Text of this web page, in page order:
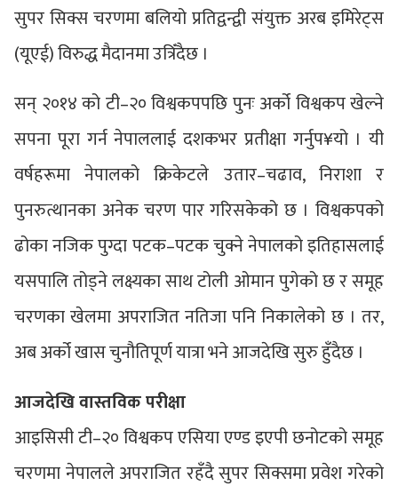
सुपर सिक्स चरणमा बलियो प्रतिद्वन्द्वी संयुक्त अरब इमिरेट्स
(यूएई) विरुद्ध मैदानमा उत्रिँदैछ ।
सन् २०१४ को टी–२० विश्वकपपछि पुनः अर्को विश्वकप खेल्ने
सपना पूरा गर्न नेपाललाई दशकभर प्रतीक्षा गर्नुप¥यो । यी
वर्षहरूमा नेपालको क्रिकेटले उतार–चढाव, निराशा र
पुनरुत्थानका अनेक चरण पार गरिसकेको छ । विश्वकपको
ढोका नजिक पुग्दा पटक–पटक चुक्ने नेपालको इतिहासलाई
यसपालि तोड्ने लक्ष्यका साथ टोली ओमान पुगेको छ र समूह
चरणका खेलमा अपराजित नतिजा पनि निकालेको छ । तर,
अब अर्को खास चुनौतिपूर्ण यात्रा भने आजदेखि सुरु हुँदैछ ।
आजदेखि वास्तविक परीक्षा
आइसिसी टी–२० विश्वकप एसिया एण्ड इएपी छनोटको समूह
चरणमा नेपालले अपराजित रहँदै सुपर सिक्समा प्रवेश गरेको